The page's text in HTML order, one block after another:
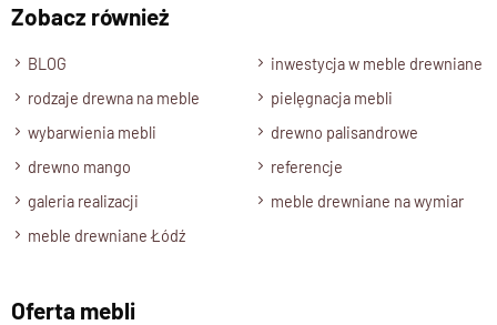
Zobacz również
BLOG
inwestycja w meble drewniane
rodzaje drewna na meble
pielęgnacja mebli
wybarwienia mebli
drewno palisandrowe
drewno mango
referencje
galeria realizacji
meble drewniane na wymiar
meble drewniane Łódź
Oferta mebli